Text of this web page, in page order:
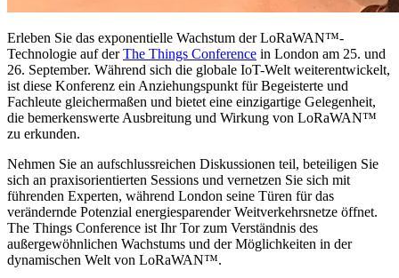
Erleben Sie das exponentielle Wachstum der LoRaWAN™-
Technologie auf derThe Things Conference in London am 25. und
26. September. Während sich die globale IoT-Welt weiterentwickelt,
ist diese Konferenz ein Anziehungspunkt für Begeisterte und
Fachleute gleichermaßen und bietet eine einzigartige Gelegenheit,
die bemerkenswerte Ausbreitung und Wirkung von LoRaWAN™
zu erkunden.
Nehmen Sie an aufschlussreichen Diskussionen teil, beteiligen Sie
sich an praxisorientierten Sessions und vernetzen Sie sich mit
führenden Experten, während London seine Türen für das
verändernde Potenzial energiesparender Weitverkehrsnetze öffnet.
The Things Conference ist Ihr Tor zum Verständnis des
außergewöhnlichen Wachstums und der Möglichkeiten in der
dynamischen Welt von LoRaWAN™.